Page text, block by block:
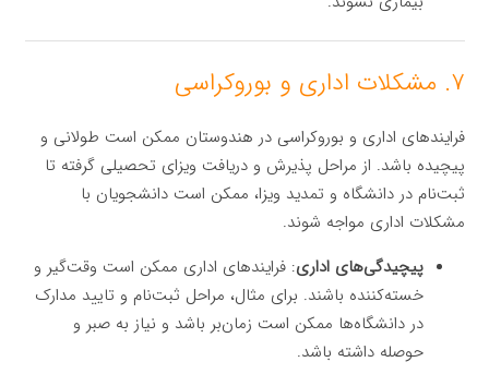
۷. مشکلات اداری و بوروکراسی
فرایندهای اداری و بوروکراسی در هندوستان ممکن است طولانی و
پیچیده باشد. از مراحل پذیرش و دریافت ویزای تحصیلی گرفته تا
ثبت‌نام در دانشگاه و تمدید ویزا، ممکن است دانشجویان با
مشکلات اداری مواجه شوند.
پیچیدگی‌های اداری: فرایندهای اداری ممکن است وقت‌گیر و
خسته‌کننده باشند. برای مثال، مراحل ثبت‌نام و تایید مدارک
در دانشگاه‌ها ممکن است زمان‌بر باشد و نیاز به صبر و
حوصله داشته باشد.